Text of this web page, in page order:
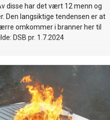
disse har det vært 12 menn og
Den langsiktige tendensen er at
omkommer i branner her til
DSB pr. 1.7.2024